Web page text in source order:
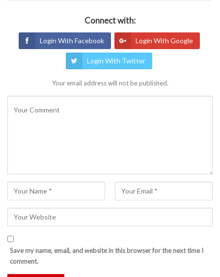
Connect with:
Login With Facebook Login With Google
Login With Twitter
Your email address will not be published.
Save my name, email, and website in this browser for the next time I
comment.